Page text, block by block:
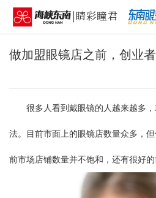
做加盟眼镜店之前，创业
很多人看到戴眼镜的人越来越多
法。目前市面上的眼镜店数量众多，
前市场店铺数量并不饱和，还有很好的